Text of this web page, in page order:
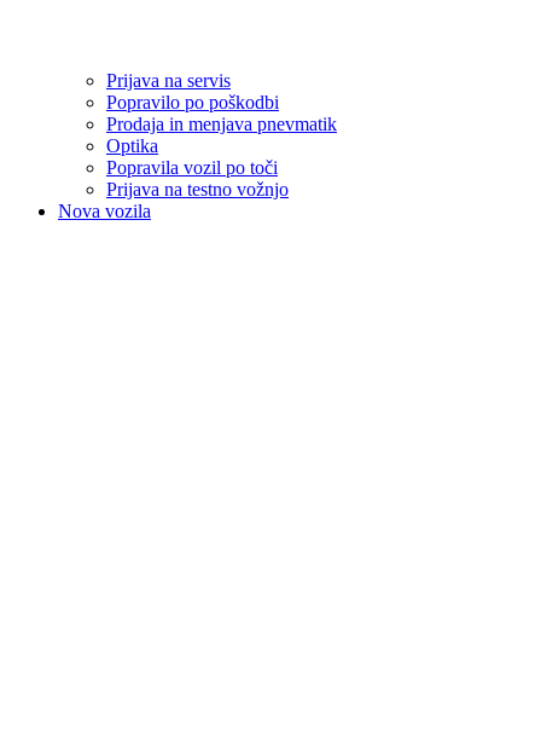
Prijava na servis
Popravilo po poškodbi
Prodaja in menjava pnevmatik
Optika
Popravila vozil po toči
Prijava na testno vožnjo
Nova vozila